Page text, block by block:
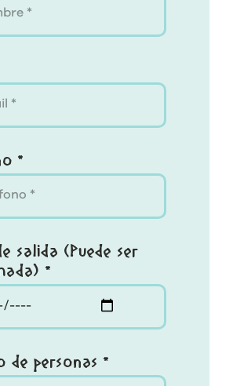
*
salida (Puede ser
*
de personas *